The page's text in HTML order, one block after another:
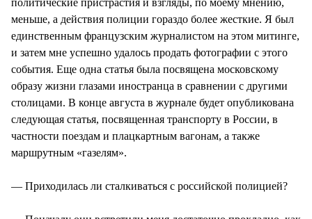
меньше, а действия полиции гораздо более жесткие. Я был
единственным французским журналистом на этом митинге,
и затем мне успешно удалось продать фотографии с этого
события. Еще одна статья была посвящена московскому
образу жизни глазами иностранца в сравнении с другими
столицами. В конце августа в журнале будет опубликована
следующая статья, посвященная транспорту в России, в
частности поездам и плацкартным вагонам, а также
маршрутным «газелям».
— Приходилась ли сталкиваться с российской полицией?